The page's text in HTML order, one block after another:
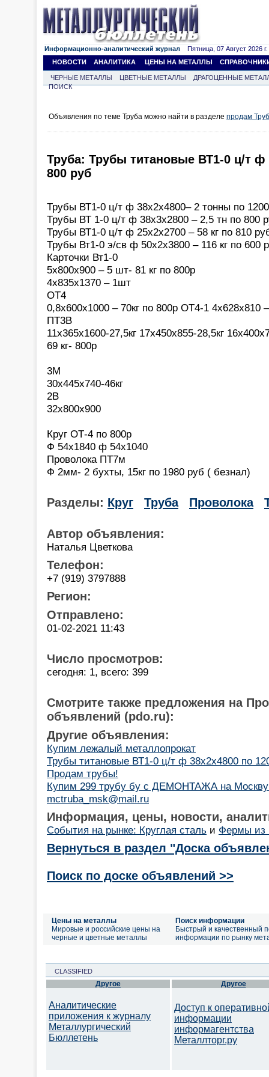
Информационно-аналитический журнал Пятница, 07 Август 2026 г.
НОВОСТИ
АНАЛИТИКА ЦЕНЫ НА МЕТАЛЛЫ
ЧЕРНЫЕ МЕТАЛЛЫ ЦВЕТНЫЕ МЕТАЛЛЫ
ДРАГОЦЕННЫЕ
ПОИСК
Объявления по теме Труба можно найти в разделе продам
Труба: Трубы титановые ВТ1-0 ц/т ф
800 руб
Трубы ВТ1-0 ц/т ф 38х2х4800– 2 тонны по
Трубы ВТ 1-0 ц/т ф 38х3х2800 – 2,5 тн по 800
Трубы ВТ1-0 ц/т ф 25х2х2700 – 58 кг по 810
Трубы Вт1-0 э/св ф 50х2х3800 – 116 кг по 600
Карточки Вт1-0
5х800х900 – 5 шт- 81 кг по 800р
4х835х1370 – 1шт
ОТ4
0,8х600х1000 – 70кг по 800р ОТ4-1 4х628х810 –
ПТ3В
11х365х1600-27,5кг 17х450х855-28,5кг
69 кг- 800р
3М
30х445х740-46кг
2В
32х800х900
Круг ОТ-4 по 800р
Ф 54х1840 ф 54х1040
Проволока ПТ7м
Ф 2мм- 2 бухты, 15кг по 1980 руб ( безнал)
Разделы: Круг Труба Проволока
Автор объявления:
Наталья Цветкова
Телефон:
+7 (919) 3797888
Регион:
Отправлено:
01-02-2021 11:43
Число просмотров:
сегодня: 1, всего: 399
Смотрите также предложения на
объявлений (pdo.ru):
Другие объявления:
Купим лежалый металлопрокат
Трубы титановые ВТ1-0 ц/т ф 38х2х4800 по
Продам трубы!
Купим 299 трубу бу с ДЕМОНТАЖА на Москву
mctruba_msk@mail.ru
Информация, цены, новости,
События на рынке: Круглая сталь и Фермы из
Вернуться в раздел "Доска
Поиск по доске объявлений >>
Цены на металлы
Мировые и российские цены на
черные и цветные металлы
Поиск информации
Быстрый и качественный
информации по рынку
CLASSIFIED
Другое
Аналитические
приложения к журналу
Металлургический
Бюллетень
Другое
Доступ к
информации
информагентства
Металлторг.ру